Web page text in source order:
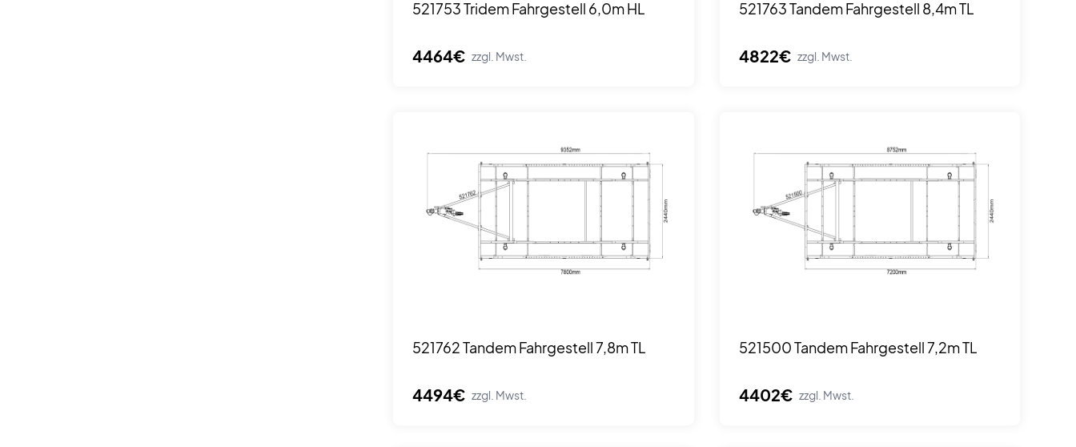
521753 Tridem Fahrgestell 6,0m HL
4464€ zzgl. Mwst.
521763 Tandem Fahrgestell 8,4m TL
4822€ zzgl. Mwst.
521762 Tandem Fahrgestell 7,8m TL
4494€ zzgl. Mwst.
521500 Tandem Fahrgestell 7,2m TL
4402€ zzgl. Mwst.